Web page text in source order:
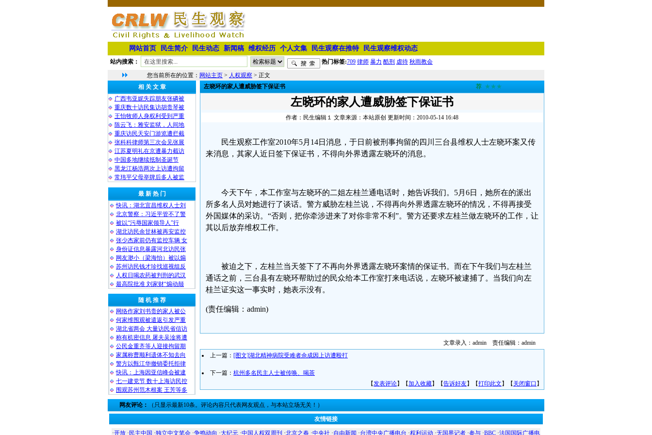
网站首页 民生简介 民生动态 新闻稿 维权经历 个人文集 民生观察在推特 民生观察维权动态
站内搜索： 热门标签:709 律师 暴力 酷刑 虐待 秋雨教会
您当前所在的位置： 网站主页 > 人权观察 > 正文
相 关 文 章
广西韦亚妮失踪朋友张磷被
重庆数十访民集访胡贵琴被
王怡牧师人身权利受到严重
陈云飞：雅安监狱，人间地
重庆访民天安门游览遭拦截
张科科律师第三次会见张展
江苏夏明礼在京遭暴力截访
中国多地继续抵制圣诞节
黑龙江杨浩两次上访遭拘留
常玮平父母举牌后多人被监
最 新 热 门
快讯：湖北宜昌维权人士刘
北京警察：习近平管不了警
被以“污辱国家领导人”行
湖北访民余甘林被再安监控
张少杰家前仍有监控车辆 女
身份证信息暴露河北访民张
网友渺小（梁海怡）被以煽
苏州访民钱才珍找巡视组反
人权日喝农药被判刑的武汉
最高院批准 刘家财“煽动颠
随 机 推 荐
网络作家刘书贵的家人被公
何家维围观被遣返引发严重
湖北省两会 大量访民省信访
称有机密信息 屠夫吴淦将遭
公民金重齐等人迎接拘留期
家属称曹顺利遗体不知去向
警方以甄江华撤销委托拒律
快讯：上海因亚信峰会被逮
七一建党节 数十上海访民控
围观苏州范木根案 王芳等多
左晓环的家人遭威胁签下保证书 荐 ★★★
左晓环的家人遭威胁签下保证书
作者：民生编辑１ 文章来源：本站原创 更新时间：2010-05-14 16:48
民生观察工作室2010年5月14日消息，于日前被刑事拘留的四川三台县维权人士左晓环案又传
来消息，其家人近日签下保证书，不得向外界透露左晓环的消息。
今天下午，本工作室与左晓环的二姐左桂兰通电话时，她告诉我们。5月6日，她所在的派出
所多名人员对她进行了谈话。警方威胁左桂兰说，不得再向外界透露左晓环的情况，不得再接受
外国媒体的采访。“否则，把你牵涉进来了对你非常不利”。警方还要求左桂兰做左晓环的工作，让
其以后放弃维权工作。
被迫之下，左桂兰当天签下了不再向外界透露左晓环案情的保证书。而在下午我们与左桂兰
通话之前，三台县有左晓环帮助过的民众给本工作室打来电话说，左晓环被逮捕了。当我们向左
桂兰证实这一事实时，她表示没有。
(责任编辑：admin)
文章录入：admin 责任编辑：admin
上一篇： [图文]湖北精神病院受难者佘成因上访遭殴打
下一篇： 杭州多名民主人士被传唤、喝茶
【发表评论】【加入收藏】【告诉好友】【打印此文 】【 关闭窗口 】
网友评论： （只显示最新10条。评论内容只代表网友观点，与本站立场无关！）
友情链接
·开放 · 民主中国 ·独立中文笔会 ·争鸣动向 ·大纪元 ·中国人权双周刊 ·北京之春 ·中央社 ·自由新闻 ·台湾中央广播电台 ·权利运动 ·无国界记者 ·参与 ·BBC ·法国国际广播电